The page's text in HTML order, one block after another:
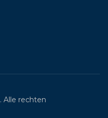
. Alle rechten